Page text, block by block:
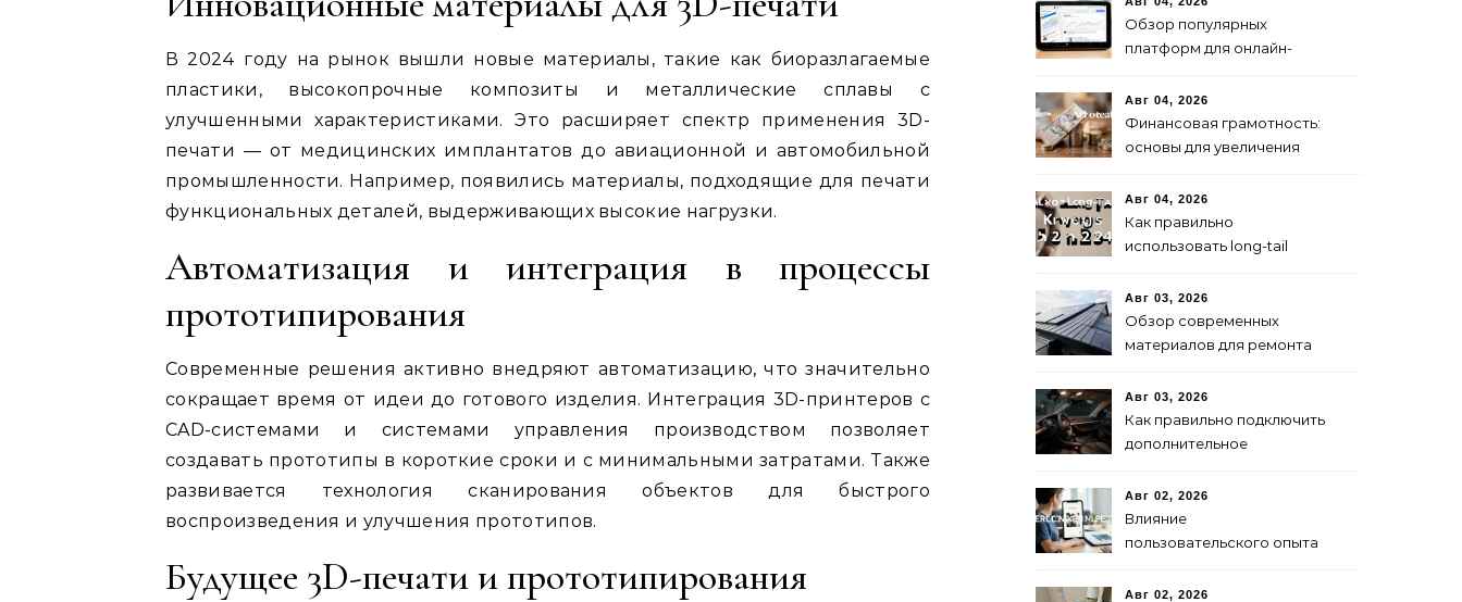
В 2024 году на рынок вышли новые материалы, такие как биоразлагаемые
пластики, высокопрочные композиты и металлические сплавы с
улучшенными характеристиками. Это расширяет спектр применения 3D-
печати — от медицинских имплантатов до авиационной и автомобильной
промышленности. Например, появились материалы, подходящие для печати
функциональных деталей, выдерживающих высокие нагрузки.
Автоматизация и интеграция в процессы
прототипирования
Современные решения активно внедряют автоматизацию, что значительно
сокращает время от идеи до готового изделия. Интеграция 3D-принтеров с
CAD-системами и системами управления производством позволяет
создавать прототипы в короткие сроки и с минимальными затратами. Также
развивается технология сканирования объектов для быстрого
воспроизведения и улучшения прототипов.
Будущее 3D-печати и прототипирования
Обзор популярных
платформ для онлайн-
Авг 04, 2026
Финансовая грамотность:
основы для увеличения
Авг 04, 2026
Как правильно
использовать long-tail
году для продвижения
сайта
Авг 03, 2026
Обзор современных
материалов для ремонта
Авг 03, 2026
Как правильно подключить
дополнительное
пошаговая инструкция
Авг 02, 2026
Влияние
пользовательского опыта
исследования
Авг 02, 2026